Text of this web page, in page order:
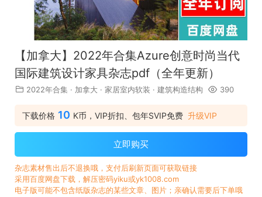
【加拿大】2022年合集Azure创意时尚当代
国际建筑设计家具杂志pdf（全年更新）
2022年合集 · 加拿大 · 家居室内软装 · 建筑构造结构 390
下载价格 10 K币，VIP折扣、包年SVIP免费 升级VIP
立即购买
杂志素材售出后不退换哦，支付后刷新页面可获取链接
采用百度网盘下载，解压密码yiku或yk1008.com
电子版可能不包含纸版杂志的某些文章、图片；亲确认需要后下单哦